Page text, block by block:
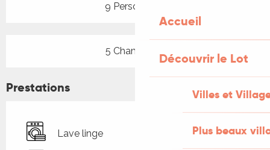
Accueil
Découvrir le Lot
Villes et
Plus beaux
9 Personne(s)
5 Chambre(s)
Prestations
Lave linge